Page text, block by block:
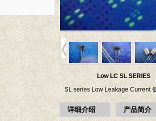
Low LC SL SERIES
SL series Low Leakage Current
详细介绍 产品简介